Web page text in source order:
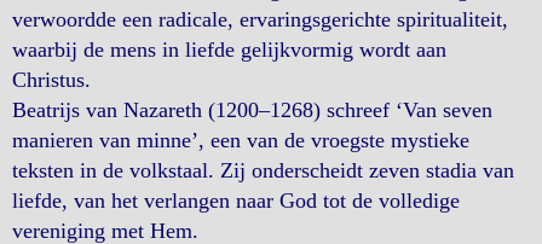
verwoordde een radicale, ervaringsgerichte spiritualiteit,
waarbij de mens in liefde gelijkvormig wordt aan
Christus.
Beatrijs van Nazareth (1200–1268) schreef ‘Van seven
manieren van minne’, een van de vroegste mystieke
teksten in de volkstaal. Zij onderscheidt zeven stadia van
liefde, van het verlangen naar God tot de volledige
vereniging met Hem.